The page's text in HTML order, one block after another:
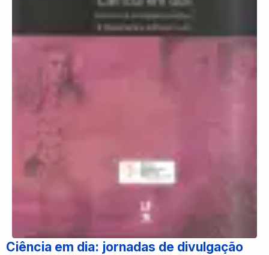
Ciência em dia: jornadas de divulgação